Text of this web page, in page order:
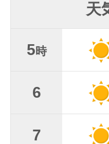
天
5時
6
7